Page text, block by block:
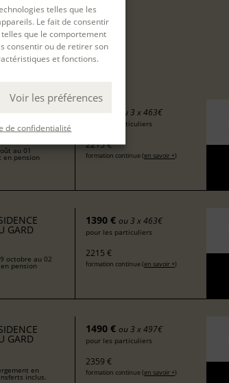
telles que les
Le fait de consentir
que le comportement
consentir ou de retirer son
et fonctions.
Voir les préférences
de confidentialité
au 01
en pension
ou 3 x 463€
pour les particuliers
2215 €
formation continue (en savoir +)
GARD
octobre au 02
pension
1390 € ou 3 x 463€
pour les particuliers
2215 €
formation continue (en savoir +)
GARD
en
inclus.
1490 € ou 3 x 497€
pour les particuliers
2359 €
formation continue (en savoir +)